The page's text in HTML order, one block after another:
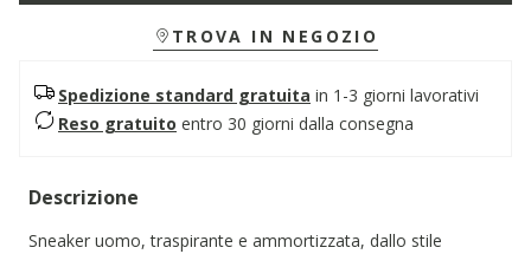
TROVA IN NEGOZIO
Spedizione standard gratuita in 1-3 giorni lavorativi
Reso gratuito entro 30 giorni dalla consegna
Descrizione
Sneaker uomo, traspirante e ammortizzata, dallo stile